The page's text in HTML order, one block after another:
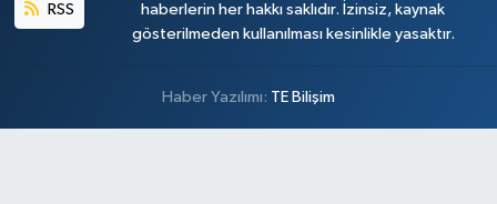
RSS
haberlerin her hakkı saklıdır. İzinsiz, kaynak
gösterilmeden kullanılması kesinlikle yasaktır.
Haber Yazılımı: TE Bilişim